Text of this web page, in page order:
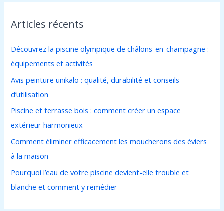
e
c
h
e
r
:
Articles récents
Découvrez la piscine olympique de châlons-en-champagne :
équipements et activités
Avis peinture unikalo : qualité, durabilité et conseils
d’utilisation
Piscine et terrasse bois : comment créer un espace
extérieur harmonieux
Comment éliminer efficacement les moucherons des éviers
à la maison
Pourquoi l’eau de votre piscine devient-elle trouble et
blanche et comment y remédier